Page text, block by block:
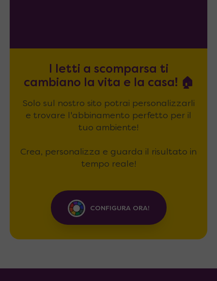
I letti a scomparsa ti
cambiano la vita e la casa! 🏠
Solo sul nostro sito potrai personalizzarli
e trovare l'abbinamento perfetto per il
tuo ambiente!
Crea, personalizza e guarda il risultato in
tempo reale!
CONFIGURA ORA!